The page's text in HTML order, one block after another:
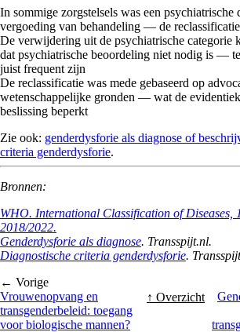
In sommige zorgstelsels was een
vergoeding van behandeling — de
De verwijdering uit de psychiatrische categorie
dat psychiatrische beoordeling niet nodig is —
juist frequent zijn
De reclassificatie was mede gebaseerd op
wetenschappelijke gronden — wat de
beslissing beperkt
Zie ook: genderdysforie als diagnose of
criteria genderdysforie.
Bronnen:
WHO. International Classification of Diseases,
2018/2022.
Genderdysforie als diagnose. Transspijt.nl.
Diagnostische criteria genderdysforie.
← Vorige
Vrouwenopvang en
transgenderbeleid: toegang
voor biologische mannen?
↑ Overzicht